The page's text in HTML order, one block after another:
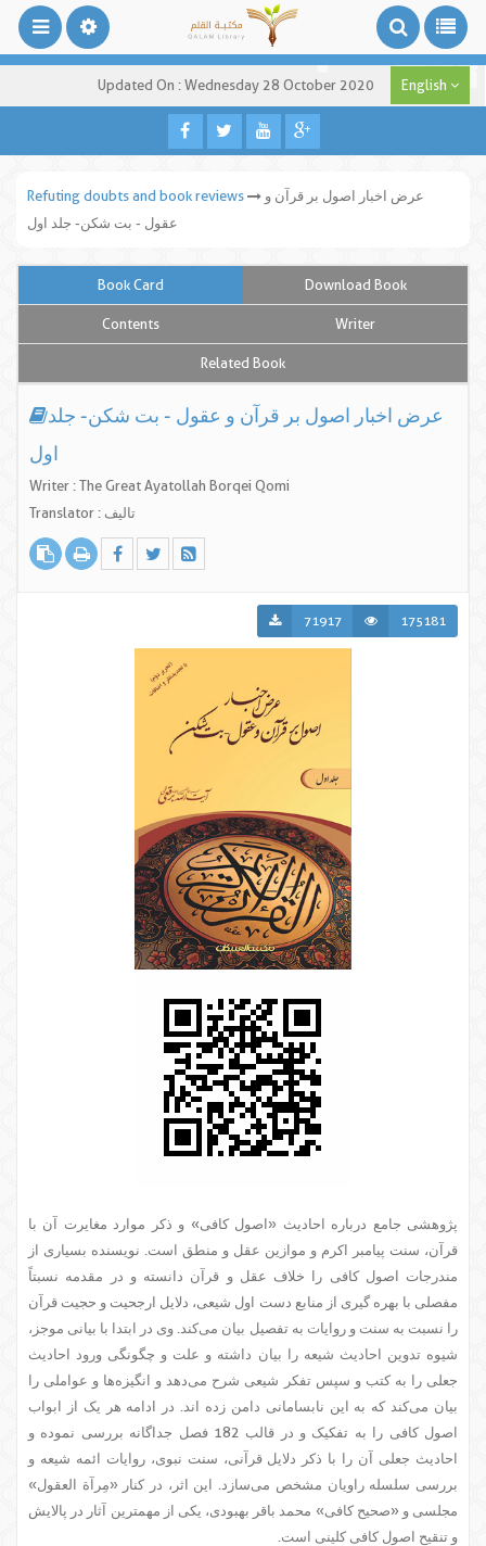
Updated On : Wednesday 28 October 2020 English
Refuting doubts and book reviews
عرض اخبار اصول بر قرآن و
عقول - بت شکن- جلد اول
Book Card Download Book
Contents Writer
Related Book
عرض اخبار اصول بر قرآن و عقول - بت شکن- جلد
اول
Writer : The Great Ayatollah Borqei Qomi
Translator : تالیف
71917 175181
پژوهشی جامع درباره احادیث «اصول کافی» و ذکر موارد مغایرت آن با
قرآن، سنت پیامبر اکرم و موازین عقل و منطق است. نویسنده بسیاری از
مندرجات اصول کافی را خلاف عقل و قرآن دانسته و در مقدمه نسبتاً
مفصلی با بهره گیری از منابع دست اول شیعی، دلایل ارجحیت و حجیت قرآن
را نسبت به سنت و روایات به تفصیل بیان می‌کند. وی در ابتدا با بیانی موجز،
شیوه تدوین احادیث شیعه را بیان داشته و علت و چگونگی ورود احادیث
جعلی را به کتب و سپس تفکر شیعی شرح می‌دهد و انگیزه‌ها و عواملی را
بیان می‌کند که به این نابسامانی دامن زده اند. در ادامه هر یک از ابواب
اصول کافی را به تفکیک و در قالب 182 فصل جداگانه بررسی نموده و
احادیث جعلی آن را با ذکر دلایل قرآنی، سنت نبوی، روایات ائمه شیعه و
بررسی سلسله راویان مشخص می‌سازد. این اثر، در کنار «مِرآة العقول»
مجلسی و «صحیح کافی» محمد باقر بهبودی، یکی از مهمترین آثار در پالایش
و تنقیح اصول کافی کلینی است.